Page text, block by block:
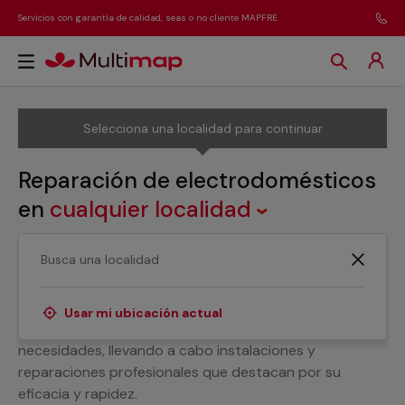
Servicios con garantía de calidad, seas o no cliente MAPFRE
Selecciona una localidad para continuar
Reparación de electrodomésticos
en cualquier localidad
Usar mi ubicación actual
¿Buscas a profesionales de la reparación de
tu encargo aquí. Trabajamos con un equipo de
necesidades, llevando a cabo instalaciones y
reparaciones profesionales que destacan por su
eficacia y rapidez.